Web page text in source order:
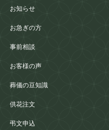
お知らせ
お急ぎの方
事前相談
お客様の声
葬儀の豆知識
供花注文
弔文申込